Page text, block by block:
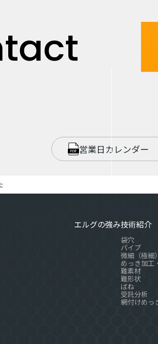
営業日カレンダー
エルグの強み技術紹介
袋穴
パイプ
微細（極細
めっき加工
難素材
難形状
ばね
受託分析
網付けめっ